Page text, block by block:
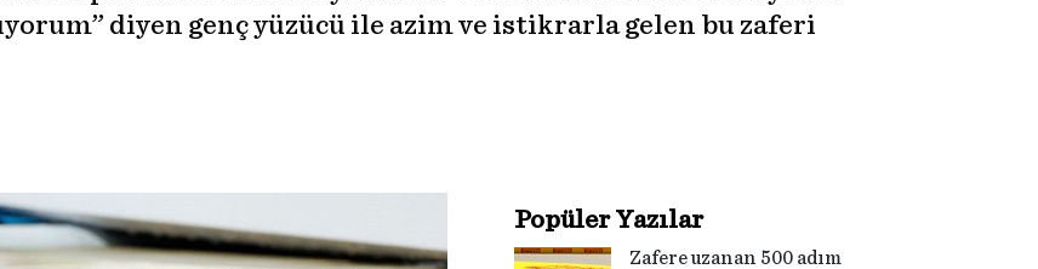
diyen genç yüzücü ile azim ve istikrarla gelen bu zaferi
Popüler Yazılar
Zafere uzanan 500 adım